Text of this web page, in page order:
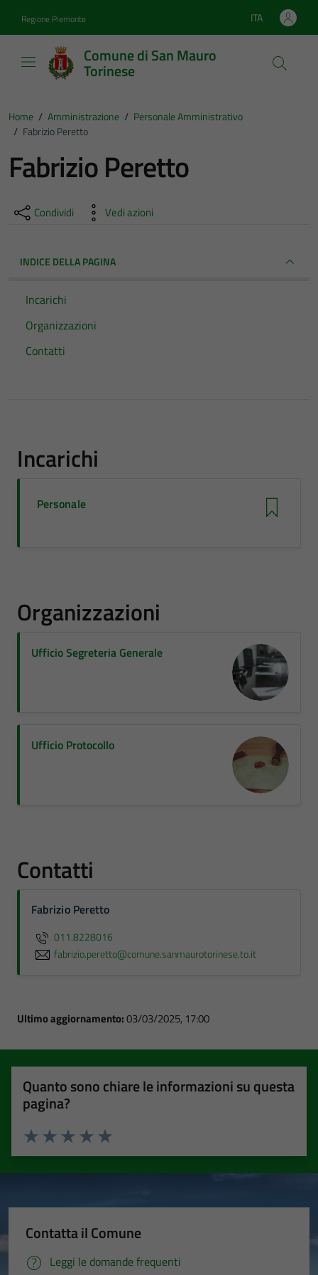
Regione Piemonte Lingua attiva:
ITA
Comune di San Mauro
Torinese
Home / Amministrazione / Personale Amministrativo
/ Fabrizio Peretto
Fabrizio Peretto
Condividi Vedi azioni
INDICE DELLA PAGINA
Incarichi
Organizzazioni
Contatti
Incarichi
Personale
Organizzazioni
Ufficio Segreteria Generale
Ufficio Protocollo
Contatti
Fabrizio Peretto
011.8228016
fabrizio.peretto@comune.sanmaurotorinese.to.it
Ultimo aggiornamento:03/03/2025, 17:00
Quanto sono chiare le informazioni su questa
pagina?
Valuta 5 stelle su 5
Valuta 4 stelle su 5
Valuta 3 stelle su 5
Valuta 2 stelle su 5
Valuta 1 stelle su 5
Contatta il Comune
Leggi le domande frequenti